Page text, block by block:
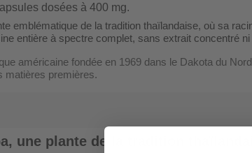
dosées à 400 mg.
emblématique de la tradition thaïlandaise, où sa
entière à spectre complet, sans extrait concentré
américaine fondée en 1969 dans le Dakota du
matières premières.
une plante de la tradition